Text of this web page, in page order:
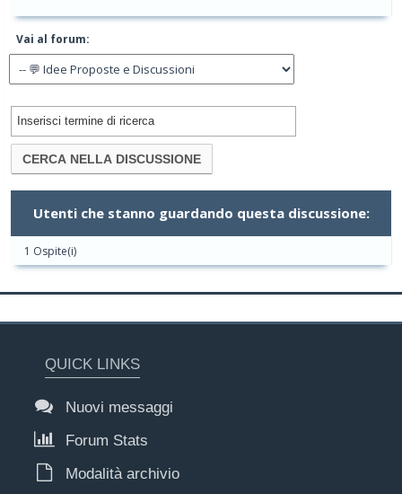
Vai al forum:
Utenti che stanno guardando questa discussione:
1 Ospite(i)
QUICK LINKS
Nuovi messaggi
Forum Stats
Modalità archivio